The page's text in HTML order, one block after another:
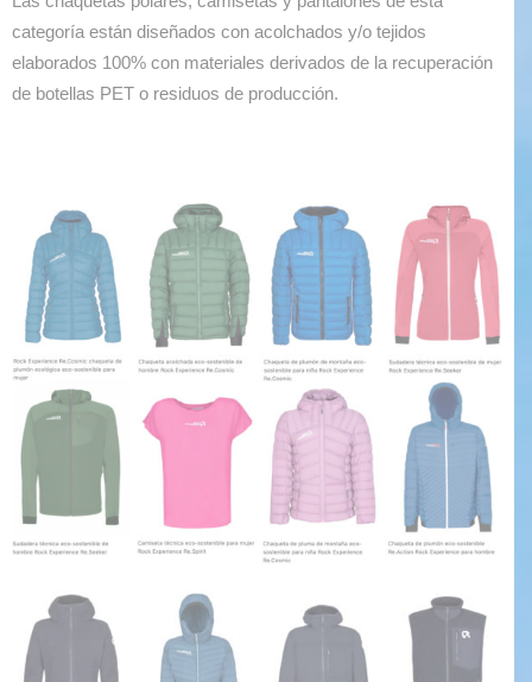
categoría están diseñados con acolchados y/o tejidos
elaborados 100% con materiales derivados de la recuperación
de botellas PET o residuos de producción.